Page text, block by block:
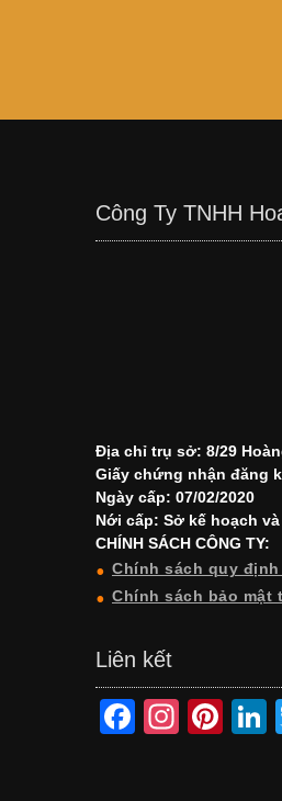
Công Ty TNHH
Địa chỉ trụ sở: 8/29
Giấy chứng nhận đăng
Ngày cấp: 07/02/2020
Nới cấp: Sở kế hoạch
CHÍNH SÁCH CÔNG TY:
Chính sách quy
Chính sách bảo mật
Liên kết
F
In
Pi